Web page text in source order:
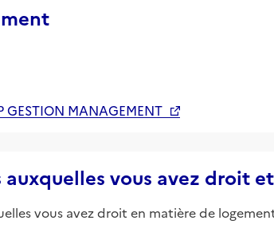
GESTION MANAGEMENT
vous avez droit
vous avez droit en matière de